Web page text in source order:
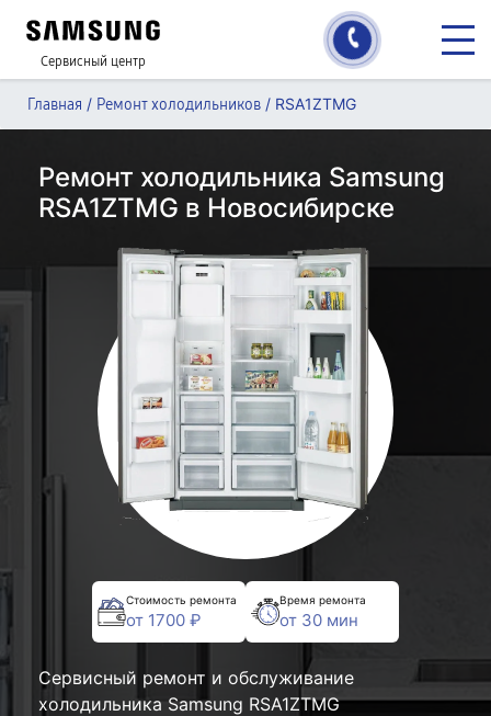
Сервисный центр
Главная / Ремонт холодильников / RSA1ZTMG
Ремонт холодильника Samsung
RSA1ZTMG в Новосибирске
Стоимость ремонта
от 1700 ₽
Время ремонта
от 30 мин
Сервисный ремонт и обслуживание
холодильника Samsung RSA1ZTMG